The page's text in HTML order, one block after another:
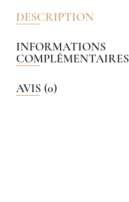
DESCRIPTION
INFORMATIONS
COMPLÉMENTAIRES
AVIS (0)